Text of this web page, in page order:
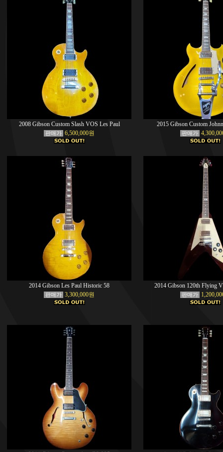
2008 Gibson Custom Slash VOS Les Paul
판매가 6,500,000원
2015 Gibson Custom
판매가
2014 Gibson Les Paul Historic 58
판매가 3,300,000원
2014 Gibson 120th Flying
판매가